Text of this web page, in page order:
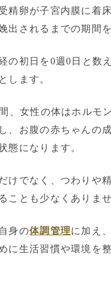
精卵が子宮内膜に着
出されるまでの期間
の初日を0週0日と数
します。
、女性の体はホルモ
、お腹の赤ちゃんの
態になります。
けでなく、つわりや
ことも少なくありませ
身の体調管理に加え
に生活習慣や環境を